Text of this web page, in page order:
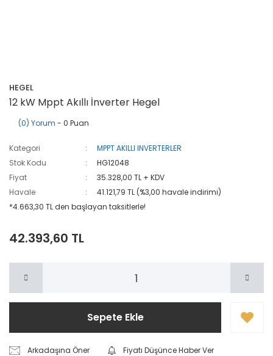
HEGEL
12 kW Mppt Akıllı İnverter Hegel
(0) Yorum - 0 Puan
Kategori
MPPT AKILLI INVERTERLER
Stok Kodu
HG12048
Fiyat
35.328,00 TL + KDV
Havale
41.121,79 TL (%3,00 havale indirimi)
*4.663,30 TL den başlayan taksitlerle!
42.393,60 TL
Sepete Ekle
Arkadaşına Öner
Fiyatı Düşünce Haber Ver